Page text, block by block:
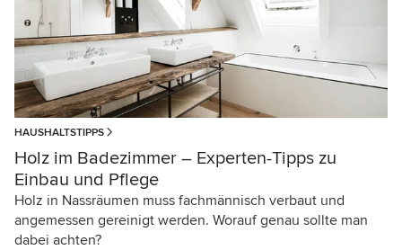
HAUSHALTSTIPPS
Holz im Badezimmer – Experten-Tipps zu
Einbau und Pflege
Holz in Nassräumen muss fachmännisch verbaut und
angemessen gereinigt werden. Worauf genau sollte man
dabei achten?